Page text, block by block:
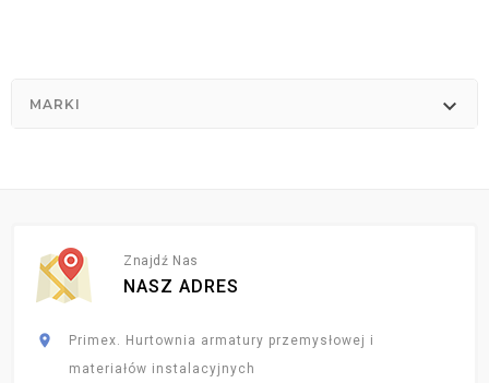
MARKI 
Znajdź Nas
NASZ ADRES

Primex. Hurtownia armatury przemysłowej i
materiałów instalacyjnych